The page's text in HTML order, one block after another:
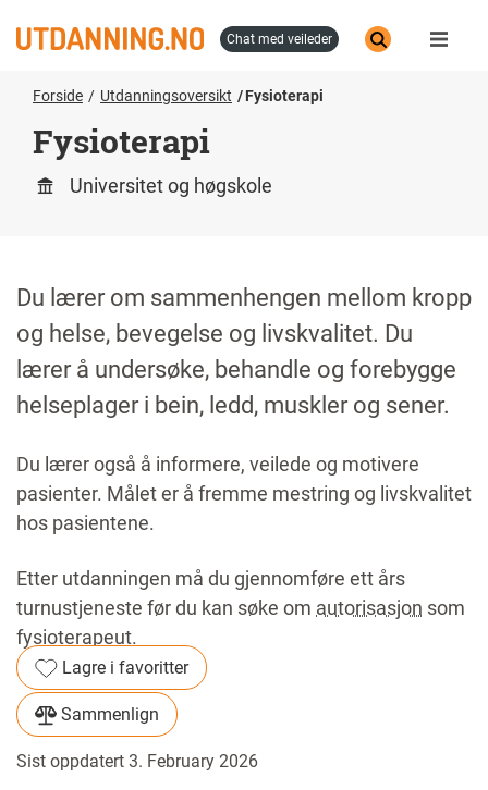
til
chat med veileder
Forside Utdanningsoversikt Fysioterapi
Fysioterapi
Universitet og høgskole
Du lærer om sammenhengen mellom kropp
og helse, bevegelse og livskvalitet. Du
lærer å undersøke, behandle og forebygge
helseplager i bein, ledd, muskler og sener.
Du lærer også å informere, veilede og motivere
pasienter. Målet er å fremme mestring og livskvalitet
hos pasientene.
Etter utdanningen må du gjennomføre ett års
turnustjeneste før du kan søke om autorisasjon som
fysioterapeut.
Lagre i favoritter
Sammenlign
Sist oppdatert 3. February 2026